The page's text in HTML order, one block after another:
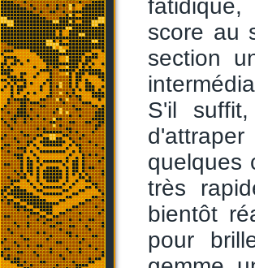
fatidique,
score au
section
S'il
quelques
très
bientôt
pour